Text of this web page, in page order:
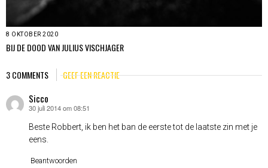
8 OKTOBER 2020
BIJ DE DOOD VAN JULIUS VISCHJAGER
3 COMMENTS GEEF EEN REACTIE
Sicco
schreef:
30 juli 2014 om 08:51
Beste Robbert, ik ben het ban de eerste tot de laatste zin met je
eens.
Beantwoorden